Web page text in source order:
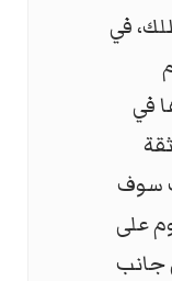
في
في
سوف
على
جانب